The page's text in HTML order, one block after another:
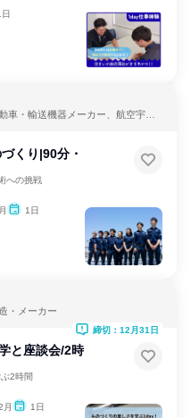
日
車・輸送機器メーカー、航空宇
くり|90分・
への挑戦
1日
・メーカー
と座談会/2時
2時間
月 1日
締切：12月31日